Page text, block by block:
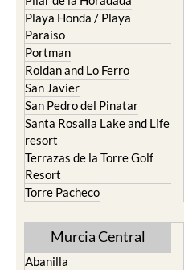
Playa Honda / Playa
Paraiso
Portman
Roldan and Lo Ferro
San Javier
San Pedro del Pinatar
Santa Rosalia Lake and Life
resort
Terrazas de la Torre Golf
Resort
Torre Pacheco
Murcia Central
Abanilla